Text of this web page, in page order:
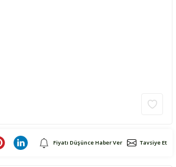
Fiyatı Düşünce Haber Ver Tavsiye Et